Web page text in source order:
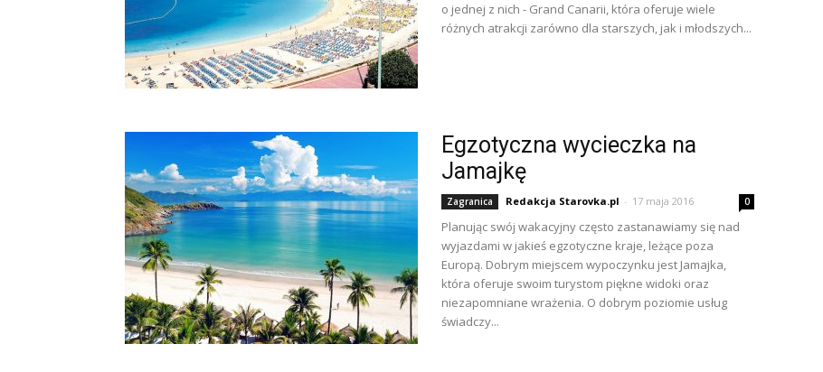
o jednej z nich - Grand Canarii, która oferuje wiele
różnych atrakcji zarówno dla starszych, jak i młodszych...
Egzotyczna wycieczka na
Jamajkę
Zagranica Redakcja Starovka.pl - 17 maja 2016 0
Planując swój wakacyjny często zastanawiamy się nad
wyjazdami w jakieś egzotyczne kraje, leżące poza
Europą. Dobrym miejscem wypoczynku jest Jamajka,
która oferuje swoim turystom piękne widoki oraz
niezapomniane wrażenia. O dobrym poziomie usług
świadczy...